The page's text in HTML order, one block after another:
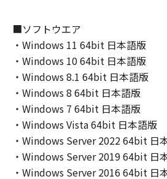
ンの子会社、キヤノンの関連
売代理店または販売店のいず
ウェア」の使用または使用不
なる損害（逸失利益およびそ
は付随的な損害を含むがこれ
全ての損害を言います。）に
認められる限り、一切の責任
します。たとえ、キヤノン、キ
ンサー、キヤノンの子会社、
社、それらの販売代理店また
損害の可能性について知らさ
■ソフトウエア
・Windows 11 64bit 日本語版
・Windows 10 64bit 日本語版
・Windows 8.1 64bit 日本語版
・Windows 8 64bit 日本語版
・Windows 7 64bit 日本語版
・Windows Vista 64bit 日本語版
・Windows Server 2022 64bit 日
・Windows Server 2019 64bit 日
・Windows Server 2016 64bit 日